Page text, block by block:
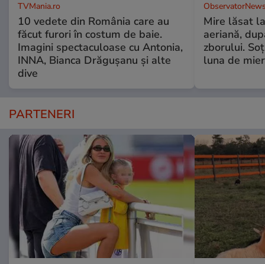
TVMania.ro
10 vedete din România care au
făcut furori în costum de baie.
Imagini spectaculoase cu Antonia,
INNA, Bianca Drăgușanu și alte
dive
Mire lăsat
aeriană,
zborului.
luna de
PARTENERI